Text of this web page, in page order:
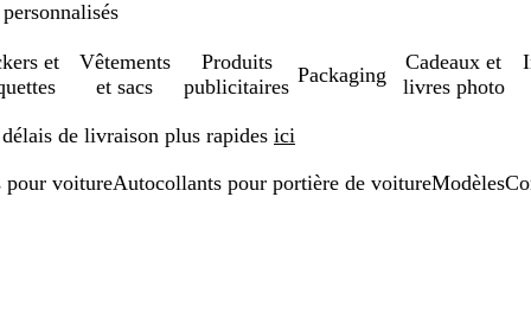
et
Vêtements
et sacs
Produits
publicitaires
Packaging
Cadeaux et
livres photo
de livraison plus rapides ici
pour voitureAutocollants pour portière de voitureModèles